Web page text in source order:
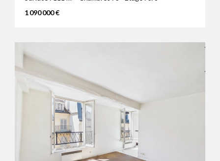
1 090 000 €